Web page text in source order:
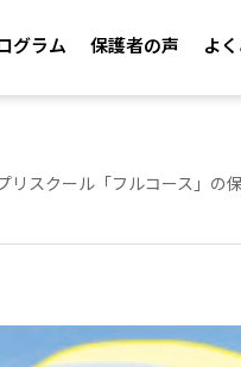
グラム 保護者の声 よ
リスクール「フルコース」の